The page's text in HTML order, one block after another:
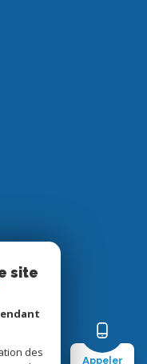
Appeler
site
des